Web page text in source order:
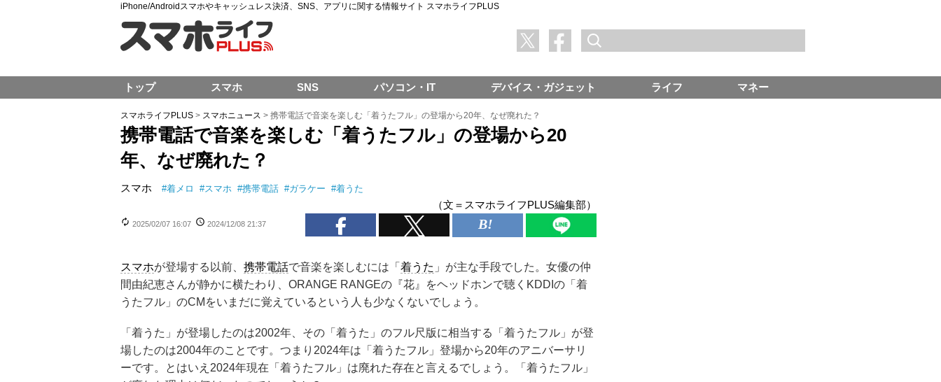
iPhone/Androidスマホやキャッシュレス決済、SNS、アプリに関する情報サイト スマホライフPLUS
スマホライフPLUS > スマホニュース > 携帯電話で音楽を楽しむ「着うたフル」の登場から20年、なぜ廃れた？
携帯電話で音楽を楽しむ「着うたフル」の登場から20
年、なぜ廃れた？
スマホ #着メロ #スマホ #携帯電話 #ガラケー #着うた
（文＝スマホライフPLUS編集部）
2025/02/07 16:07 2024/12/08 21:37
スマホが登場する以前、 携帯電話で音楽を楽しむには「 着うた 」が主な手段でした。女優の仲
間由紀恵さんが静かに横たわり、ORANGE RANGEの『花』をヘッドホンで聴くKDDIの「着
うたフル」のCMをいまだに覚えているという人も少なくないでしょう。
「着うた」が登場したのは2002年、その「着うた」のフル尺版に相当する「着うたフル」が登
場したのは2004年のことです。つまり2024年は 「着うたフル」 登場から20年のアニバーサリ
ーです。とはいえ2024年現在 「着うたフル」 は廃れた存在と言えるでしょう。
「着うたフル」
トップ スマホ SNS パソコン・IT デバイス・ガジェット ライフ マネー